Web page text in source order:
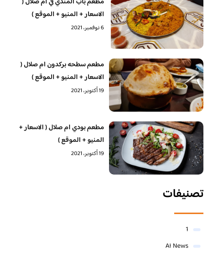
الاسعار + المنيو + الموقع )
6 نوفمبر، 2021
مطعم سطحه بركدون ام صلال (
الاسعار + المنيو + الموقع )
19 أكتوبر، 2021
مطعم بودي ام صلال ( الاسعار +
المنيو + الموقع )
19 أكتوبر، 2021
تصنيفات
1
AI News